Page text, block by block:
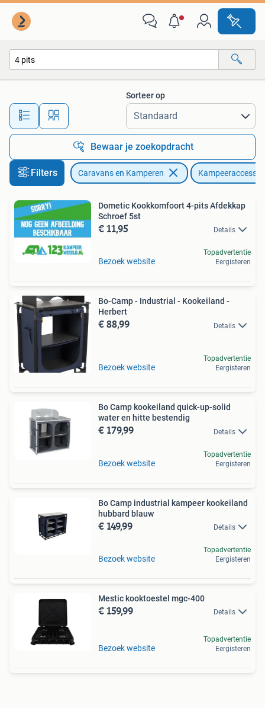
Alle afstanden…
Sorteer op
Bewaar je zoekopdracht
Filters Caravans en Kamperen
Dometic Kookkomfoort 4-pits Afdekkap
Schroef 5st
€ 11,95 Details
Bezoek website
Topadvertentie
Eergisteren
Bo-Camp - Industrial - Kookeiland -
Herbert
€ 88,99 Details
Bezoek website
Topadvertentie
Eergisteren
Bo Camp kookeiland quick-up-solid
water en hitte bestendig
€ 179,99 Details
Bezoek website
Topadvertentie
Eergisteren
Bo Camp industrial kampeer kookeiland
hubbard blauw
€ 149,99 Details
Bezoek website
Topadvertentie
Eergisteren
Mestic kooktoestel mgc-400
€ 159,99 Details
Bezoek website
Topadvertentie
Eergisteren